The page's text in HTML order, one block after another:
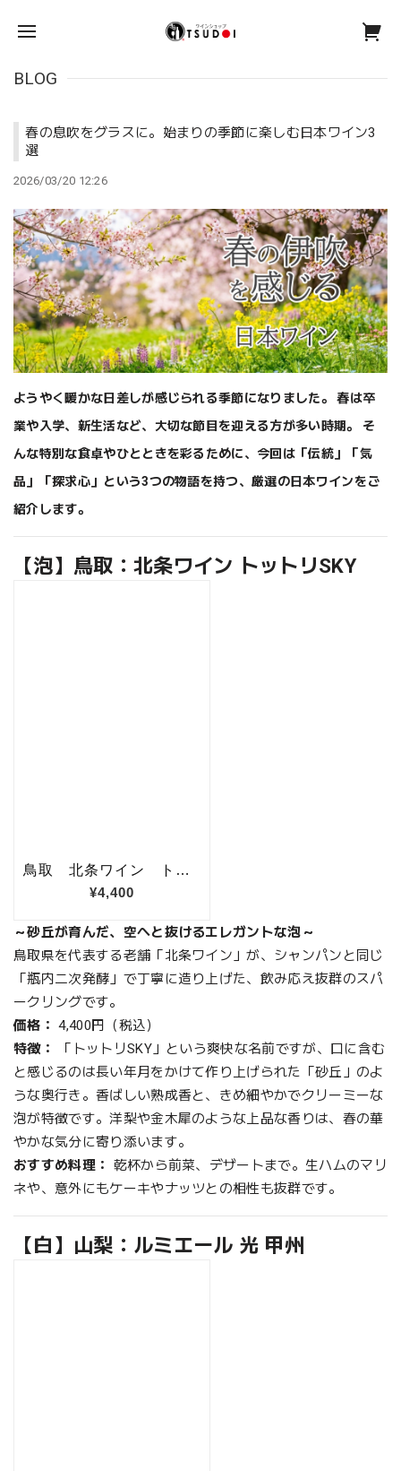
BLOG
春の息吹をグラスに。始まりの季節に楽しむ日本ワイン3
選
2026/03/20 12:26
ようやく暖かな日差しが感じられる季節になりました。 春は卒
業や入学、新生活など、大切な節目を迎える方が多い時期。 そ
んな特別な食卓やひとときを彩るために、今回は「伝統」「気
品」「探求心」という3つの物語を持つ、厳選の日本ワインをご
紹介します。
【泡】鳥取：北条ワイン トットリSKY
～砂丘が育んだ、空へと抜けるエレガントな泡～
鳥取県を代表する老舗「北条ワイン」が、シャンパンと同じ
「瓶内二次発酵」で丁寧に造り上げた、飲み応え抜群のスパ
ークリングです。
価格： 4,400円（税込）
特徴：
「トットリSKY」という爽快な名前ですが、口に含む
と感じるのは長い年月をかけて作り上げられた「砂丘」のよ
うな奥行き。香ばしい熟成香と、きめ細やかでクリーミーな
泡が特徴です。洋梨や金木犀のような上品な香りは、春の華
やかな気分に寄り添います。
おすすめ料理：
乾杯から前菜、デザートまで。生ハムのマリ
ネや、意外にもケーキやナッツとの相性も抜群です。
【白】山梨：ルミエール 光 甲州